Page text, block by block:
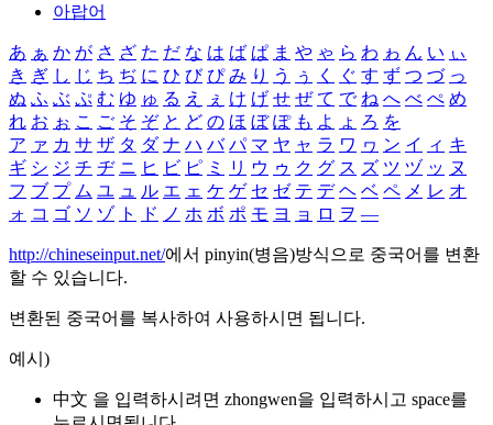
아랍어
あ ぁ か が さ ざ た だ な は ば ぱ ま や ゃ ら わ ゎ ん い ぃ
き ぎ し じ ち ぢ に ひ び ぴ み り う ぅ く ぐ す ず つ づ っ
ぬ ふ ぶ ぷ む ゆ ゅ る え ぇ け げ せ ぜ て で ね へ べ ぺ め
れ お ぉ こ ご そ ぞ と ど の ほ ぼ ぽ も よ ょ ろ を
ア ァ カ サ ザ タ ダ ナ ハ バ パ マ ヤ ャ ラ ワ ヮ ン イ ィ キ
ギ シ ジ チ ヂ ニ ヒ ビ ピ ミ リ ウ ゥ ク グ ス ズ ツ ヅ ッ ヌ
フ ブ プ ム ユ ュ ル エ ェ ケ ゲ セ ゼ テ デ ヘ ベ ペ メ レ オ
ォ コ ゴ ソ ゾ ト ド ノ ホ ボ ポ モ ヨ ョ ロ ヲ ―
http://chineseinput.net/에서 pinyin(병음)방식으로 중국어를 변환
할 수 있습니다.
변환된 중국어를 복사하여 사용하시면 됩니다.
예시)
中文 을 입력하시려면 zhongwen을 입력하시고 space를